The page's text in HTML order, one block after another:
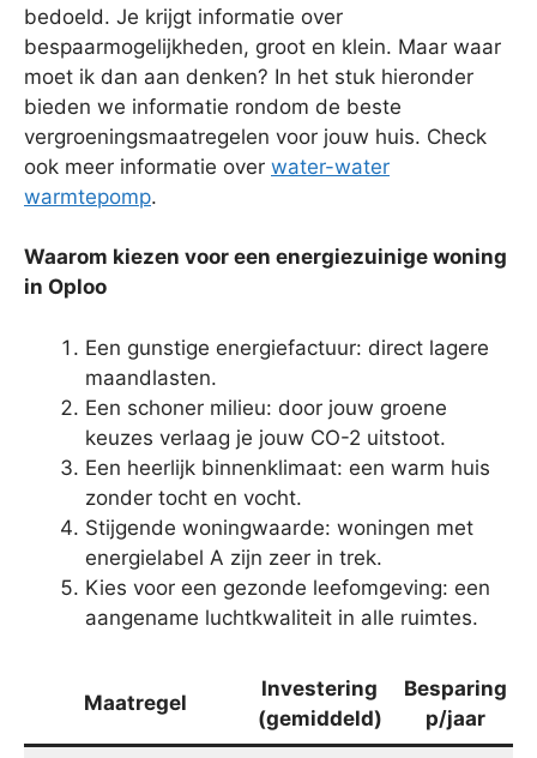
bedoeld. Je krijgt informatie over
bespaarmogelijkheden, groot en klein. Maar waar
moet ik dan aan denken? In het stuk hieronder
bieden we informatie rondom de beste
vergroeningsmaatregelen voor jouw huis. Check
ook meer informatie over water-water
warmtepomp.
Waarom kiezen voor een energiezuinige woning
in Oploo
Een gunstige energiefactuur: direct lagere
maandlasten.
Een schoner milieu: door jouw groene
keuzes verlaag je jouw CO-2 uitstoot.
Een heerlijk binnenklimaat: een warm huis
zonder tocht en vocht.
Stijgende woningwaarde: woningen met
energielabel A zijn zeer in trek.
Kies voor een gezonde leefomgeving: een
aangename luchtkwaliteit in alle ruimtes.
Maatregel
Investering
(gemiddeld)
Besparing
p/jaar